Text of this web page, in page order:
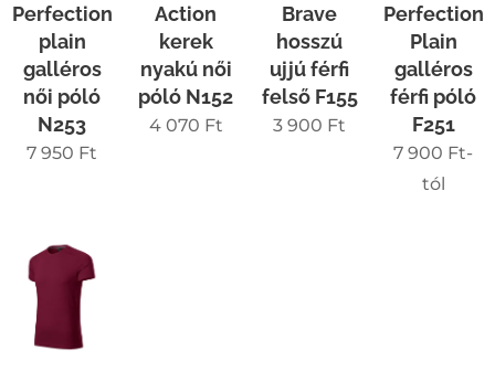
Perfection
plain
galléros
női póló
N253
7 950 Ft
Action
kerek
nyakú női
póló N152
4 070 Ft
Brave
hosszú
ujjú férfi
felső F155
3 900 Ft
Perfection
Plain
galléros
férfi póló
F251
7 900 Ft-
tól